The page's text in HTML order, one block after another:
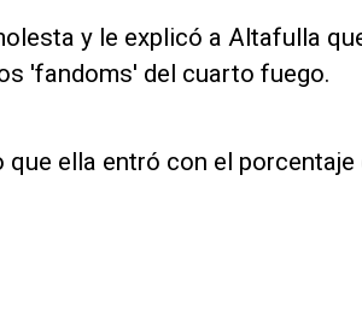
y le explicó a Altafulla
'fandoms' del cuarto fuego.
ella entró con el porcentaje